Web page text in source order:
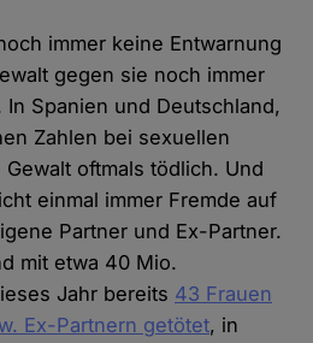
immer keine Entwarnung
gegen sie noch immer
Spanien und Deutschland,
Zahlen bei sexuellen
oftmals tödlich. Und
einmal immer Fremde auf
Partner und Ex-Partner.
mit etwa 40 Mio.
Jahr bereits 43 Frauen
Ex-Partnern getötet, in